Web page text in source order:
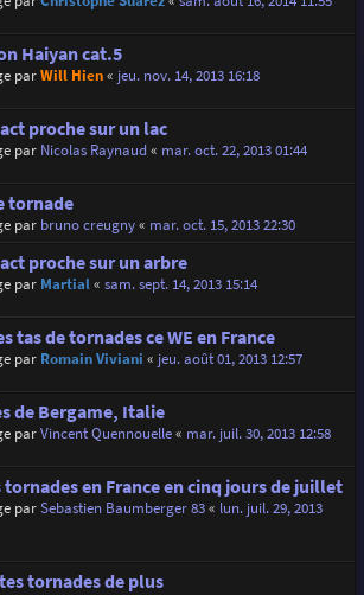
Haiyan cat.5
parWill Hien« jeu. nov. 14, 2013 16:18
proche sur un lac
par Nicolas Raynaud« mar. oct. 22, 2013 01:44
tornade
par bruno creugny« mar. oct. 15, 2013 22:30
proche sur un arbre
par Martial« sam. sept. 14, 2013 15:14
tas de tornades ce WE en France
par Romain Viviani « jeu. août 01, 2013 12:57
de Bergame, Italie
parVincent Quennouelle« mar. juil. 30, 2013 12:58
en France en cinq jours de juillet
parSebastien Baumberger 83« lun. juil. 29, 2013
tornades de plus